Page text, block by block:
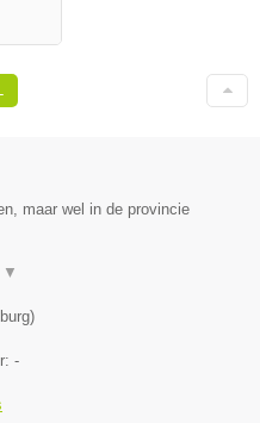
maar wel in de provincie
▼
)
-